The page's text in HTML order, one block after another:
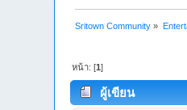
Sritown Community »
หน้า: [1]
ผู้เขียน